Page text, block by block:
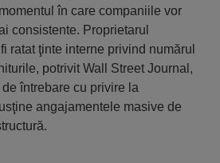
în care companiile vor
consistente. Proprietarul
ratat ţinte interne privind numărul
potrivit Wall Street Journal,
întrebare cu privire la
angajamentele masive de